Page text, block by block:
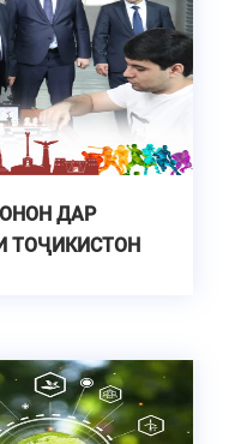
ДАР
ТОҶИКИСТОН